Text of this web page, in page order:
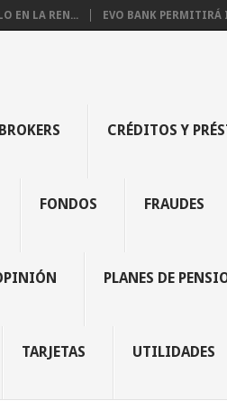
EN LA REN... EVO BANK PERMITIRÁ
BROKERS CRÉDITOS Y
FONDOS FRAUDES
PLANES DE
TARJETAS UTILIDADES